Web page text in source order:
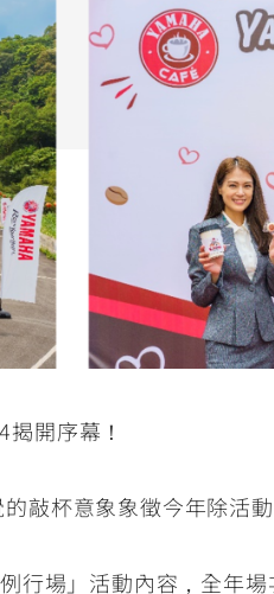
開序幕！
敲杯意象象徵今年除活
行場」活動內容，全年